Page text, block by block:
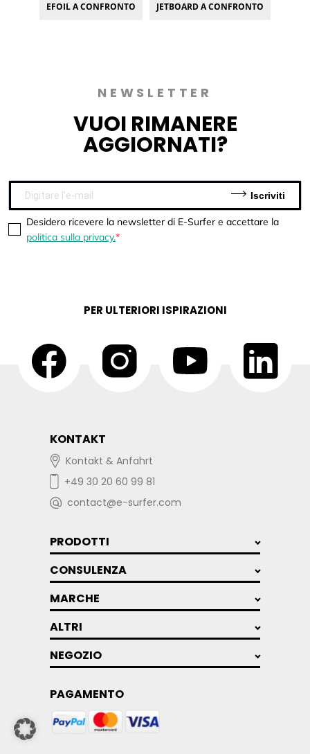
EFOIL A CONFRONTO JETBOARD A CONFRONTO
NEWSLETTER
VUOI RIMANERE
AGGIORNATI?
Desidero ricevere la newsletter di E-Surfer e accettare la
politica sulla privacy.
Iscriviti
PER ULTERIORI ISPIRAZIONI
KONTAKT
Kontakt & Anfahrt
+49 30 20 60 99 81
contact@e-surfer.com
PRODOTTI
CONSULENZA
MARCHE
ALTRI
NEGOZIO
PAGAMENTO